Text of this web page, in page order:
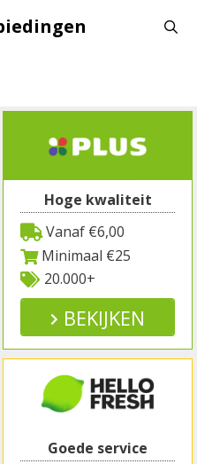
Hoge kwaliteit
Vanaf €6,00
Minimaal €25
20.000+
BEKIJKEN
Goede service